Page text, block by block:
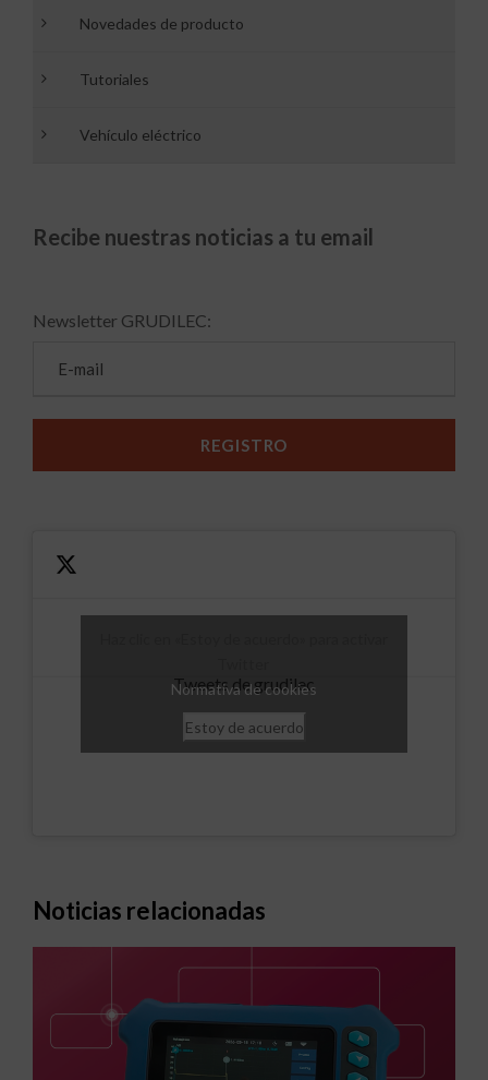
Novedades de producto
Tutoriales
Vehículo eléctrico
Recibe nuestras noticias a tu email
Newsletter GRUDILEC:
Tweets de grudilec
Normativa de cookies
Estoy de acuerdo
Noticias relacionadas